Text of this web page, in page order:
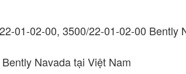
01-02-00, 3500/22-01-02-00
Navada tại Việt Nam